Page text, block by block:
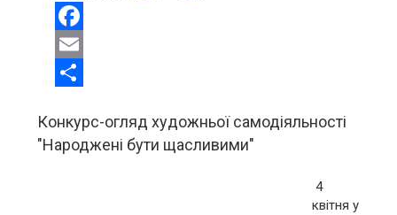
Facebook
Email
Конкурс-огляд художньої самодіяльності
"Народжені бути щасливими"
4
квітня у